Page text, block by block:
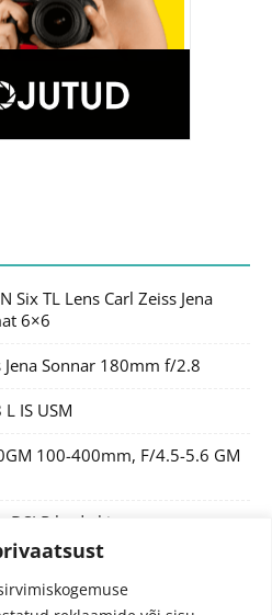
Six TL Lens Carl Zeiss Jena
6×6
Sonnar 180mm f/2.8
IS USM
100-400mm, F/4.5-5.6 GM
body kit